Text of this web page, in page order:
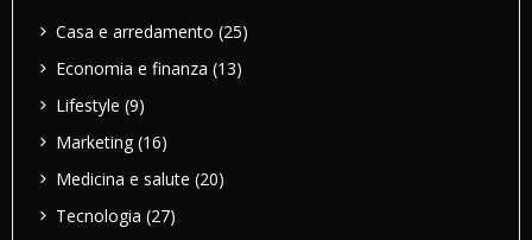
Casa e arredamento (25)
Economia e finanza (13)
Lifestyle (9)
Marketing (16)
Medicina e salute (20)
Tecnologia (27)